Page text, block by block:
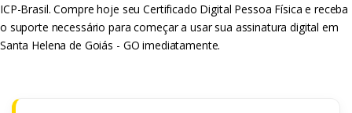
ICP-Brasil. Compre hoje seu Certificado Digital Pessoa Física e receba
o suporte necessário para começar a usar sua assinatura digital em
Santa Helena de Goiás - GO imediatamente.